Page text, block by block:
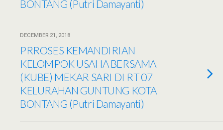
BONTANG (Putri Damayanti)
DECEMBER 21, 2018
PRROSES KEMANDIRIAN
KELOMPOK USAHA BERSAMA
(KUBE) MEKAR SARI DI RT 07
KELURAHAN GUNTUNG KOTA
BONTANG (Putri Damayanti)